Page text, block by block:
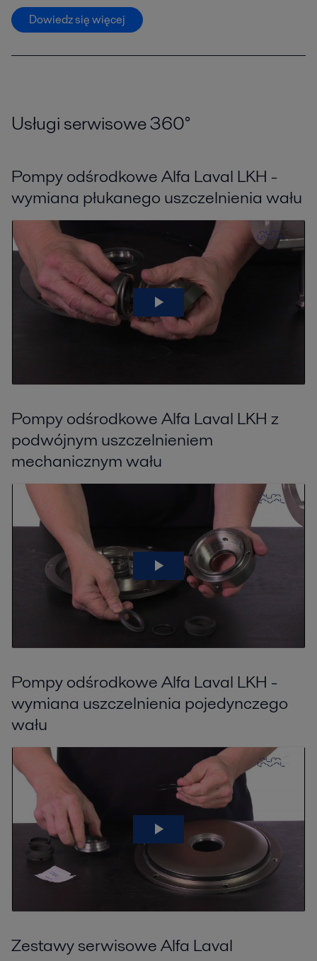
Dowiedz się więcej
Usługi serwisowe 360°
Pompy odśrodkowe Alfa Laval LKH -
wymiana płukanego uszczelnienia wału
Pompy odśrodkowe Alfa Laval LKH z
podwójnym uszczelnieniem
mechanicznym wału
Pompy odśrodkowe Alfa Laval LKH -
wymiana uszczelnienia pojedynczego
wału
Zestawy serwisowe Alfa Laval